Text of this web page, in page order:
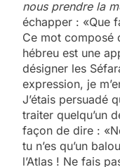
nous prendre la
échapper : «Que
Ce mot composé
hébreu est une
désigner les
expression, je
J’étais persuadé
traiter quelqu’un
façon de dire :
tu n’es qu’un
l’Atlas ! Ne fais